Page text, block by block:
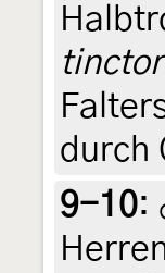
durch
9-10: